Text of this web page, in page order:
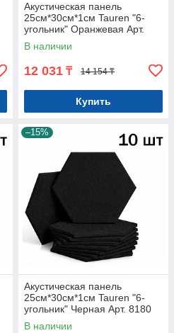
Акустическая панель
25см*30см*1см Tauren "6-
угольник" Оранжевая Арт.
8178
В наличии
12 031 ₸ 14 154 ₸
Купить
–15%
Акустическая панель
25см*30см*1см Tauren "6-
угольник" Черная Арт. 8180
В наличии